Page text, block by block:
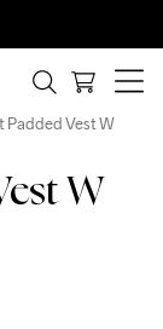
W
Padded Vest W